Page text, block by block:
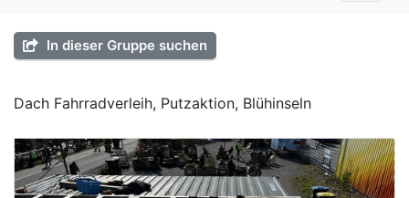
In dieser Gruppe suchen
Dach Fahrradverleih, Putzaktion, Blühinseln